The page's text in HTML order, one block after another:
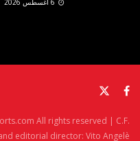
All rights reserved | C.F.
editorial director: Vito Angelè